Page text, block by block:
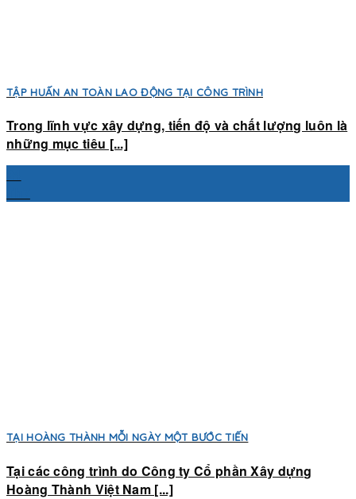
TẬP HUẤN AN TOÀN LAO ĐỘNG TẠI CÔNG TRÌNH
Trong lĩnh vực xây dựng, tiến độ và chất lượng luôn là
những mục tiêu [...]
TẠI HOÀNG THÀNH MỖI NGÀY MỘT BƯỚC TIẾN
Tại các công trình do Công ty Cổ phần Xây dựng
Hoàng Thành Việt Nam [...]